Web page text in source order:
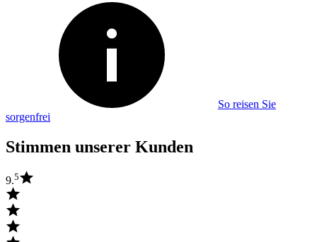
So reisen Sie
sorgenfrei
Stimmen unserer Kunden
9.5